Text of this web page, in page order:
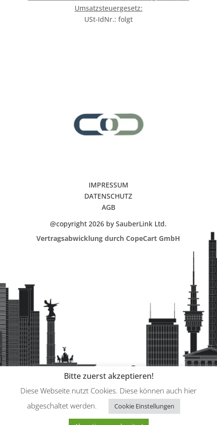
Umsatzsteuergesetz:
USt-IdNr.: folgt
IMPRESSUM
DATENSCHUTZ
AGB
@copyright 2026 by SauberLink Ltd.
Vertragsabwicklung durch CopeCart GmbH
Bitte zuerst akzeptieren!
Diese Webseite nutzt Cookies. Diese können auch hier
abgeschaltet werden.
Cookie Einstellungen